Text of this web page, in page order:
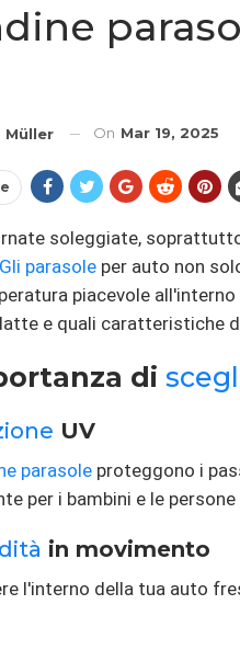
Müller On Mar 19, 2025
soleggiate,
Gli parasole per auto non
piacevole
e quali caratteristiche
di
UV
parasole proteggono i
per i bambini e le
in movimento
l'interno della tua auto